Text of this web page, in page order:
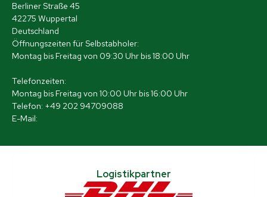
Berliner Straße 45
42275 Wuppertal
Deutschland
Öffnungszeiten für Selbstabholer:
Montag bis Freitag von 09:30 Uhr bis 18:00 Uhr
Telefonzeiten:
Montag bis Freitag von 10:00 Uhr bis 16:00 Uhr
Telefon: +49 202 94709088
E-Mail:
Logistikpartner